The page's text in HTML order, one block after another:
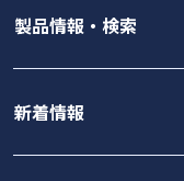
製品情報・検索
新着情報